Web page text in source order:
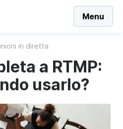
Menu
in diretta
a RTMP:
usarlo?